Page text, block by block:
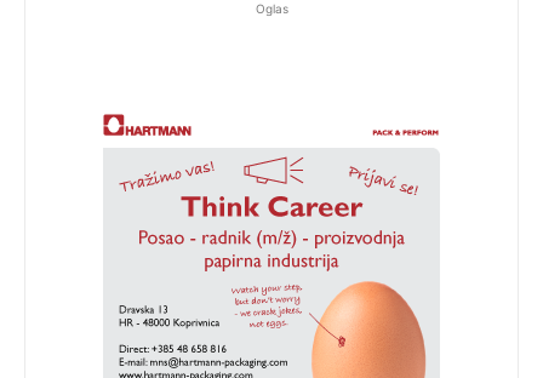
Oglas